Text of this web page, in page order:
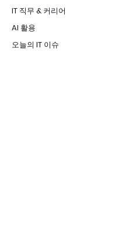
IT 직무 & 커리어
AI 활용
오늘의 IT 이슈